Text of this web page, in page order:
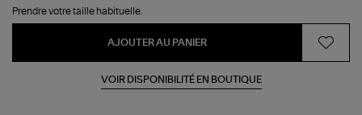
Prendre votre taille habituelle.
AJOUTER AU PANIER
VOIR DISPONIBILITÉ EN BOUTIQUE